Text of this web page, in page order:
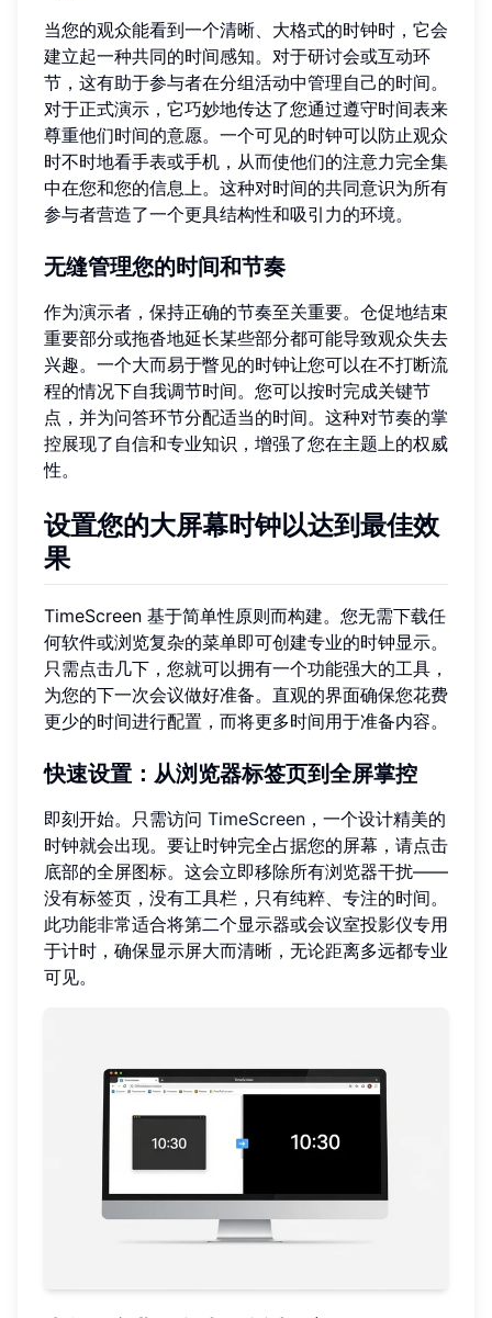
当您的观众能看到一个清晰、大格式的时钟时，它会
建立起一种共同的时间感知。对于研讨会或互动环
节，这有助于参与者在分组活动中管理自己的时间。
对于正式演示，它巧妙地传达了您通过遵守时间表来
尊重他们时间的意愿。一个可见的时钟可以防止观众
时不时地看手表或手机，从而使他们的注意力完全集
中在您和您的信息上。这种对时间的共同意识为所有
参与者营造了一个更具结构性和吸引力的环境。
无缝管理您的时间和节奏
作为演示者，保持正确的节奏至关重要。仓促地结束
重要部分或拖沓地延长某些部分都可能导致观众失去
兴趣。一个大而易于瞥见的时钟让您可以在不打断流
程的情况下自我调节时间。您可以按时完成关键节
点，并为问答环节分配适当的时间。这种对节奏的掌
控展现了自信和专业知识，增强了您在主题上的权威
性。
设置您的大屏幕时钟以达到最佳效
果
TimeScreen 基于简单性原则而构建。您无需下载任
何软件或浏览复杂的菜单即可创建专业的时钟显示。
只需点击几下，您就可以拥有一个功能强大的工具，
为您的下一次会议做好准备。直观的界面确保您花费
更少的时间进行配置，而将更多时间用于准备内容。
快速设置：从浏览器标签页到全屏掌控
即刻开始。只需访问 TimeScreen ，一个设计精美的
时钟就会出现。要让时钟完全占据您的屏幕，请点击
底部的全屏图标。这会立即移除所有浏览器干扰——
没有标签页，没有工具栏，只有纯粹、专注的时间。
此功能非常适合将第二个显示器或会议室投影仪专用
于计时，确保显示屏大而清晰，无论距离多远都专业
可见。